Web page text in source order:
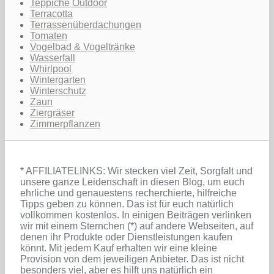
Teppiche Outdoor
Terracotta
Terrassenüberdachungen
Tomaten
Vogelbad & Vogeltränke
Wasserfall
Whirlpool
Wintergarten
Winterschutz
Zaun
Ziergräser
Zimmerpflanzen
* AFFILIATELINKS: Wir stecken viel Zeit, Sorgfalt und
unsere ganze Leidenschaft in diesen Blog, um euch
ehrliche und genauestens recherchierte, hilfreiche
Tipps geben zu können. Das ist für euch natürlich
vollkommen kostenlos. In einigen Beiträgen verlinken
wir mit einem Sternchen (*) auf andere Webseiten, auf
denen ihr Produkte oder Dienstleistungen kaufen
könnt. Mit jedem Kauf erhalten wir eine kleine
Provision von dem jeweiligen Anbieter. Das ist nicht
besonders viel, aber es hilft uns natürlich ein